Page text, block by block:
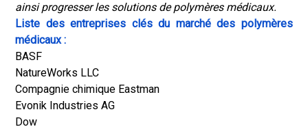
ainsi progresser les solutions de polymères médicaux.
Liste des entreprises clés du marché des polymères
médicaux :
BASF
NatureWorks LLC
Compagnie chimique Eastman
Evonik Industries AG
Dow